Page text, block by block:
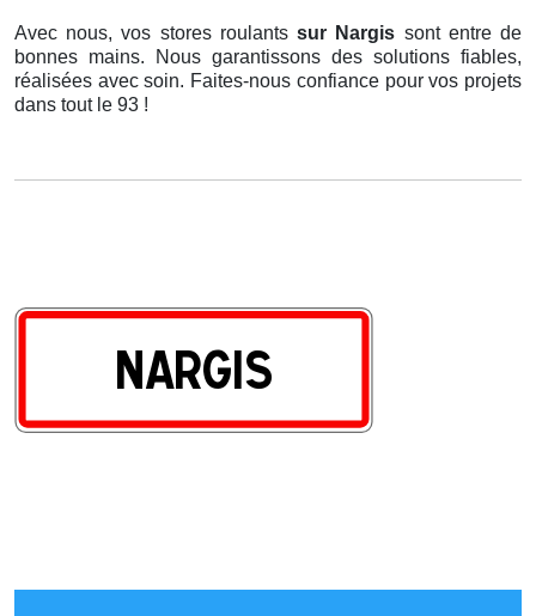
Avec nous, vos stores roulantssur Nargis sont entre de
bonnes mains. Nous garantissons des solutions fiables,
réalisées avec soin. Faites-nous confiance pour vos projets
dans tout le 93 !